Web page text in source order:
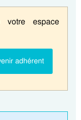
votre espace
adhérent